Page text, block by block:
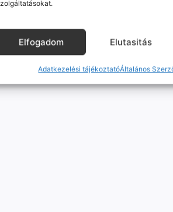
Elfogadom Elutasitás
Adatkezelési tájékoztatóÁltalános
© Minden jog